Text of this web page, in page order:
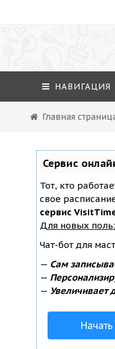
НАВИГАЦИЯ
Главная
Сервис
Тот, кто
свое
сервис
Для новых
Чат-бот для
— Сам
—
— Увеличивает